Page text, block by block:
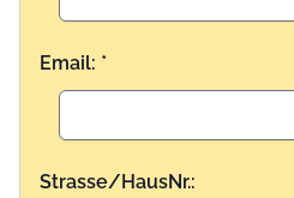
Email: *
Strasse/HausNr.: